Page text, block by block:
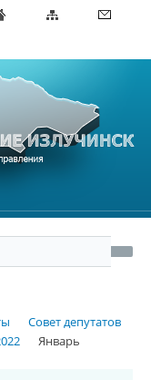
Совет депутатов
Январь